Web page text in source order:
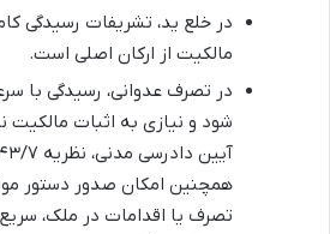
در خلع ید، تشریفات رسیدگی
مالکیت از ارکان اصلی است.
در تصرف عدوانی، رسیدگی با
همچنین امکان صدور دستور
تصرف یا اقدامات در ملک،